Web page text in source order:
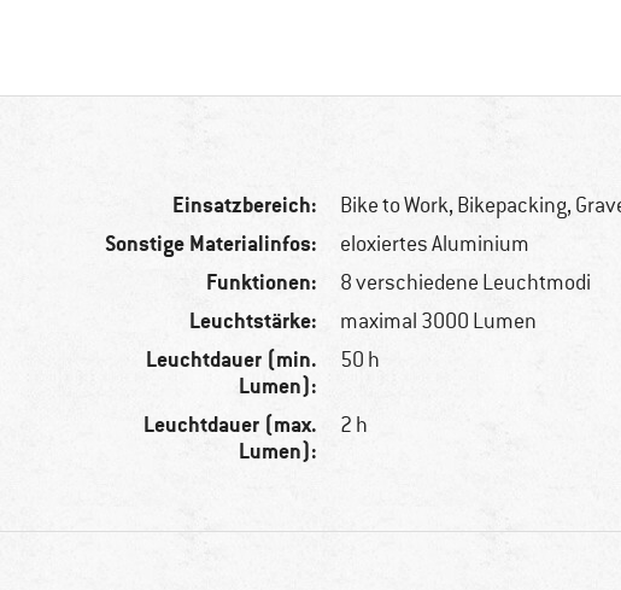
Einsatzbereich: Bike to Work, Bikepacking,
Sonstige Materialinfos: eloxiertes Aluminium
Funktionen: 8 verschiedene Leuchtmodi
Leuchtstärke: maximal 3000 Lumen
Leuchtdauer (min.
Lumen):
50 h
Leuchtdauer (max.
Lumen):
2 h